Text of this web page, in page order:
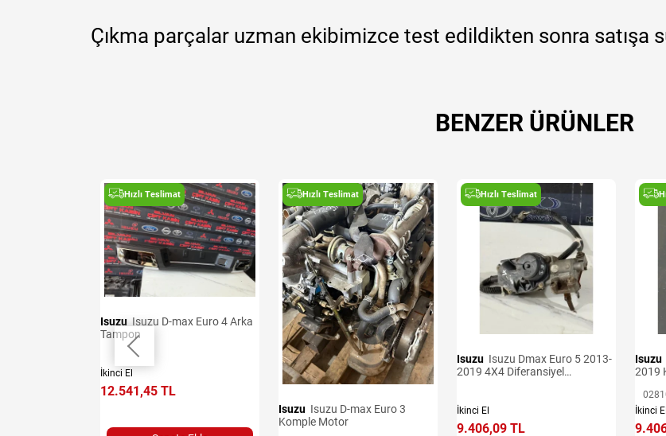
Çıkma parçalar uzman ekibimizce test edildikten sonra satışa
BENZER ÜRÜNLER
Hızlı Teslimat
Isuzu
Tampon
İkinci El
12.541,45 TL
Hızlı Teslimat
Isuzu
Komple Motor
Hızlı Teslimat
Isuzu
2019 4X4 Diferansiyel
İkinci El
9.406,09 TL
Isuzu
2019
İkinci El